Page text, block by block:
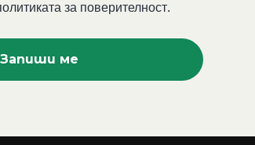
за поверителност.